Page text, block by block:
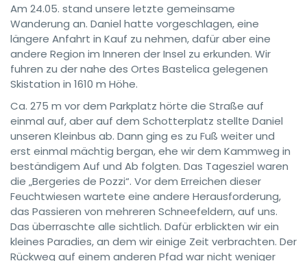
Am 24.05. stand unsere letzte gemeinsame
Wanderung an. Daniel hatte vorgeschlagen, eine
längere Anfahrt in Kauf zu nehmen, dafür aber eine
andere Region im Inneren der Insel zu erkunden. Wir
fuhren zu der nahe des Ortes Bastelica gelegenen
Skistation in 1610 m Höhe.
Ca. 275 m vor dem Parkplatz hörte die Straße auf
einmal auf, aber auf dem Schotterplatz stellte Daniel
unseren Kleinbus ab. Dann ging es zu Fuß weiter und
erst einmal mächtig bergan, ehe wir dem Kammweg in
beständigem Auf und Ab folgten. Das Tagesziel waren
die „Bergeries de Pozzi“. Vor dem Erreichen dieser
Feuchtwiesen wartete eine andere Herausforderung,
das Passieren von mehreren Schneefeldern, auf uns.
Das überraschte alle sichtlich. Dafür erblickten wir ein
kleines Paradies, an dem wir einige Zeit verbrachten. Der
Rückweg auf einem anderen Pfad war nicht weniger